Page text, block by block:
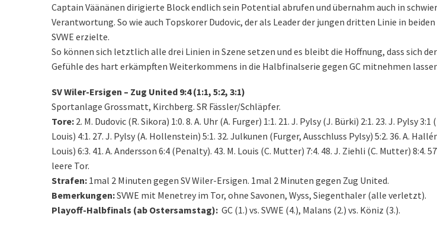
Captain Väänänen dirigierte Block endlich sein Potential abrufen und übernahm auch in
Verantwortung. So wie auch Topskorer Dudovic, der als Leader der jungen dritten Linie in
SVWE erzielte.
So können sich letztlich alle drei Linien in Szene setzen und es bleibt die Hoffnung, dass sich
Gefühle des hart erkämpften Weiterkommens in die Halbfinalserie gegen GC mitnehmen
SV Wiler-Ersigen – Zug United 9:4 (1:1, 5:2, 3:1)
Sportanlage Grossmatt, Kirchberg. SR Fässler/Schläpfer.
Tore: 2. M. Dudovic (R. Sikora) 1:0. 8. A. Uhr (A. Furger) 1:1. 21. J. Pylsy (J. Bürki) 2:1. 23. J. Pylsy
Louis) 4:1. 27. J. Pylsy (A. Hollenstein) 5:1. 32. Julkunen (Furger, Ausschluss Pylsy) 5:2. 36. A.
Louis) 6:3. 41. A. Andersson 6:4 (Penalty). 43. M. Louis (C. Mutter) 7:4. 48. J. Ziehli (C. Mutter) 8:4.
leere Tor.
Strafen: 1mal 2 Minuten gegen SV Wiler-Ersigen. 1mal 2 Minuten gegen Zug United.
Bemerkungen:SVWE mit Menetrey im Tor, ohne Savonen, Wyss, Siegenthaler (alle verletzt).
Playoff-Halbfinals (ab Ostersamstag): GC (1.) vs. SVWE (4.), Malans (2.) vs. Köniz (3.).